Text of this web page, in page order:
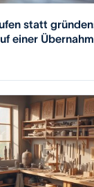
statt
einer